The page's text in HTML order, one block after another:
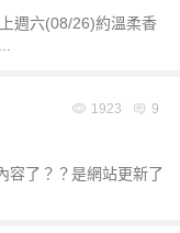
週六(08/26)約溫柔香
1923 9
容了？？是網站更新了